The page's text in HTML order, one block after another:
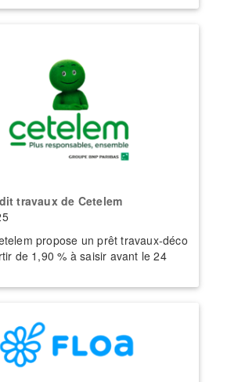
travaux de Cetelem
propose un prêt travaux-déco
de 1,90 % à saisir avant le 24